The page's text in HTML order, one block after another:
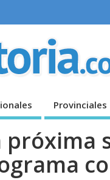
Provinciales
próxima